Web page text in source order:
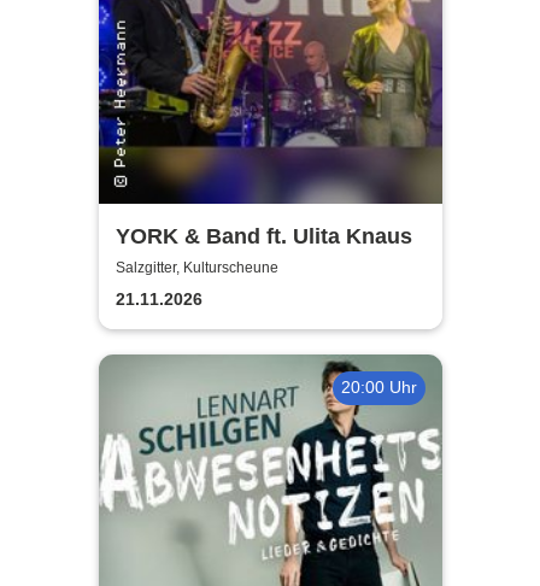
YORK & Band ft. Ulita Knaus
Salzgitter, Kulturscheune
21.11.2026
20:00 Uhr